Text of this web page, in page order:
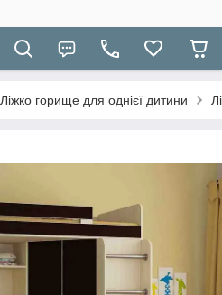
Ліжко горище для однієї дитини